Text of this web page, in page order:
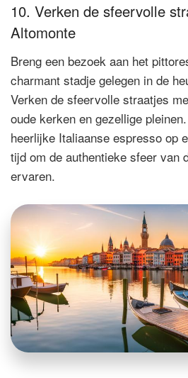
10. Verken de sfeervolle
Altomonte
Breng een bezoek aan het
charmant stadje gelegen in de
Verken de sfeervolle straatjes
oude kerken en gezellige
heerlijke Italiaanse espresso op
tijd om de authentieke sfeer van
ervaren.